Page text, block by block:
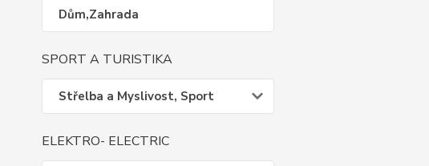
Dům,Zahrada
SPORT A TURISTIKA
Střelba a Myslivost, Sport
ELEKTRO- ELECTRIC